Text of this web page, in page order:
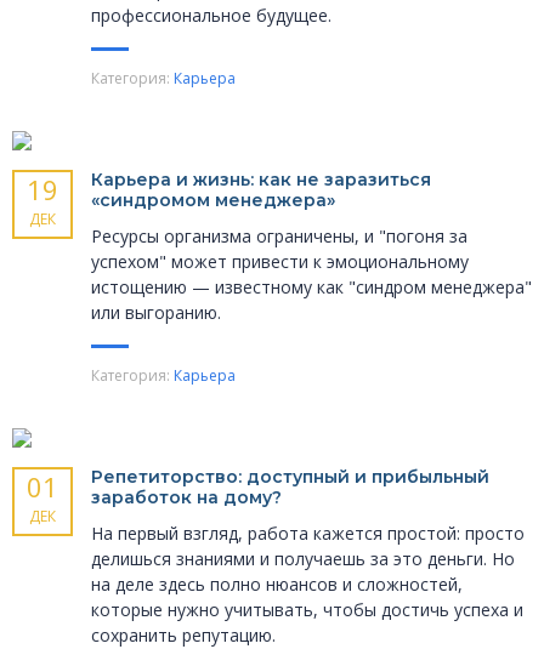
профессиональное будущее.
Категория: Карьера
19
ДЕК
Карьера и жизнь: как не заразиться
«синдромом менеджера»
Ресурсы организма ограничены, и "погоня за
успехом" может привести к эмоциональному
истощению — известному как "синдром менеджера"
или выгоранию.
Категория: Карьера
01
ДЕК
Репетиторство: доступный и прибыльный
заработок на дому?
На первый взгляд, работа кажется простой: просто
делишься знаниями и получаешь за это деньги. Но
на деле здесь полно нюансов и сложностей,
которые нужно учитывать, чтобы достичь успеха и
сохранить репутацию.